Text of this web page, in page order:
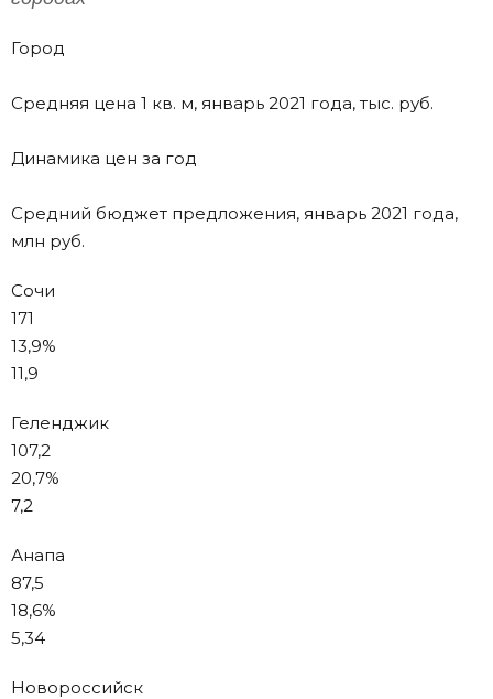
Город
Средняя цена 1 кв. м, январь 2021 года, тыс. руб.
Динамика цен за год
Средний бюджет предложения, январь 2021 года,
млн руб.
Сочи
171
13,9%
11,9
Геленджик
107,2
20,7%
7,2
Анапа
87,5
18,6%
5,34
Новороссийск